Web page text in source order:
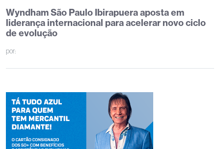
Wyndham São Paulo Ibirapuera aposta em
liderança internacional para acelerar novo ciclo
de evolução
por: